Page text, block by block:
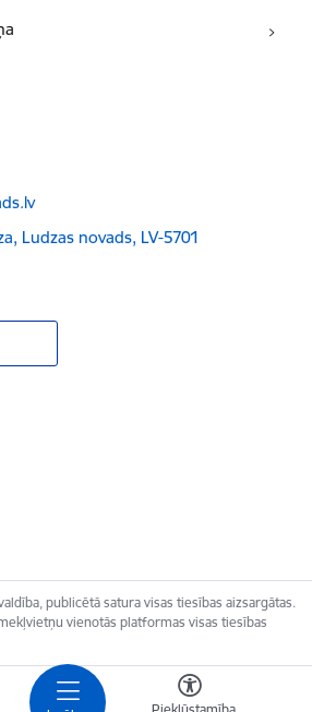
Piekļūstamība
Ludzas novads, LV-5701
publicētā satura visas tiesības aizsargātas.
vienotās platformas visas tiesības